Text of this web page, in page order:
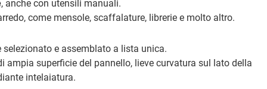
, anche con utensili manuali.
come mensole, scaffalature, librerie e molto altro.
e assemblato a lista unica.
superficie del pannello, lieve curvatura sul lato della
intelaiatura.